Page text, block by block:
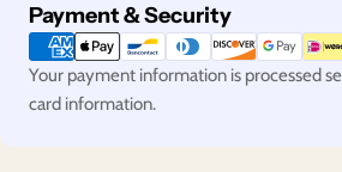
Payment & Security
Payment
methods
Your payment information is processed
card information.